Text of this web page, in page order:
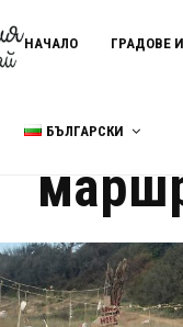
НАЧАЛО ГРАДОВЕ
БЪЛГАРСКИ
Home маршрути на